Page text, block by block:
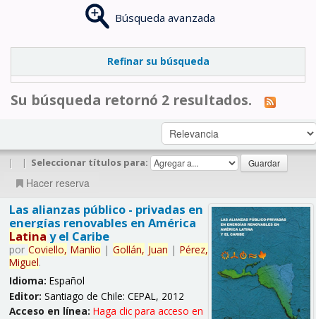
Búsqueda avanzada
Refinar su búsqueda
Su búsqueda retornó 2 resultados.
| | Seleccionar títulos para:
Hacer reserva
Las alianzas público - privadas en
energías renovables en América
Latina y el Caribe
por Coviello, Manlio | Gollán, Juan | Pérez,
Miguel.
Idioma: Español
Editor: Santiago de Chile: CEPAL, 2012
Acceso en línea: Haga clic para acceso en